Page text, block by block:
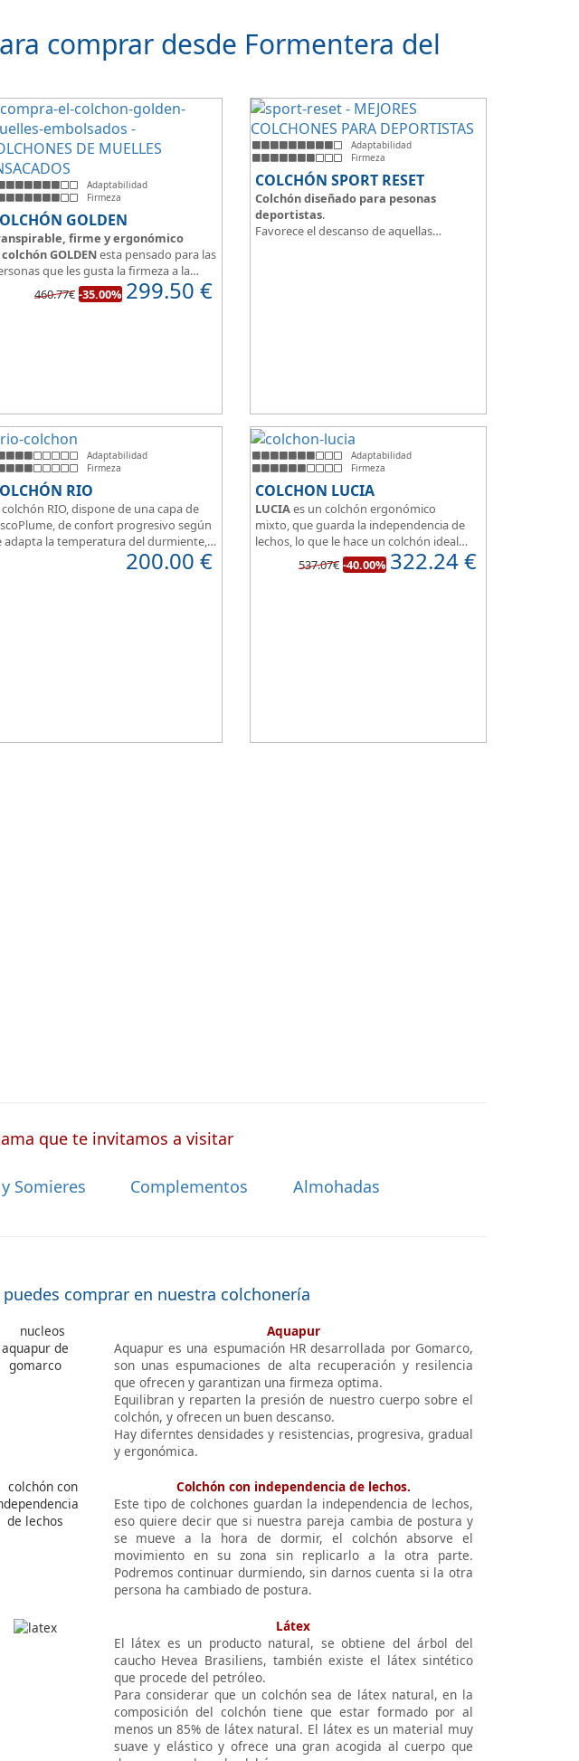
comprar desde Formentera del
Adaptabilidad
Firmeza
GOLDEN
firme y ergonómico
colchón GOLDENesta pensado para las
que les gusta la firmeza a la
de dormir, pero sin perder el confort
adaptabilidad que nos ofrece la
460.77€ -35.00% 299.50 €
Adaptabilidad
Firmeza
COLCHÓN SPORT RESET
Colchón diseñado para pesonas
deportistas.
Favorece el descanso de aquellas
Adaptabilidad
Firmeza
RIO
colchón RIO, dispone de una capa de
de confort progresivo según
adapta la temperatura del durmiente,
la otra cara del colchón, dispone de
de confort Cotton, algodón 100%
200.00 €
Adaptabilidad
Firmeza
COLCHON LUCIA
LUCIAes un colchón ergonómico
mixto, que guarda la independencia de
lechos, lo que le hace un colchón ideal
para camas de matrimonio, además es
muy transpirable, y dispone de 7 zonas de
537.07€ -40.00% 322.24€
que te invitamos a visitar
Somieres Complementos Almohadas
comprar en nuestra colchonería
Aquapur
Aquapur es una espumación HR desarrollada por Gomarco,
son unas espumaciones de alta recuperación y resilencia
que ofrecen y garantizan una firmeza optima.
Equilibran y reparten la presión de nuestro cuerpo sobre el
colchón, y ofrecen un buen descanso.
Hay diferntes densidades y resistencias, progresiva, gradual
y ergonómica.
Colchón con independencia de lechos.
Este tipo de colchones guardan la independencia de lechos,
eso quiere decir que si nuestra pareja cambia de postura y
se mueve a la hora de dormir, el colchón absorve el
movimiento en su zona sin replicarlo a la otra parte.
Podremos continuar durmiendo, sin darnos cuenta si la otra
persona ha cambiado de postura.
Látex
El látex es un producto natural, se obtiene del árbol del
caucho Hevea Brasiliens, también existe el látex sintético
que procede del petróleo.
Para considerar que un colchón sea de látex natural, en la
composición del colchón tiene que estar formado por al
menos un 85% de látex natural. El látex es un material muy
suave y elástico y ofrece una gran acogida al cuerpo que